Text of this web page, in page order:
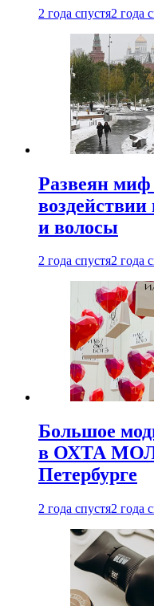
2 года спустя2 года
Развеян миф
воздействии
и волосы
2 года спустя2 года
Большое
в ОХТА
Петербурге
2 года спустя2 года